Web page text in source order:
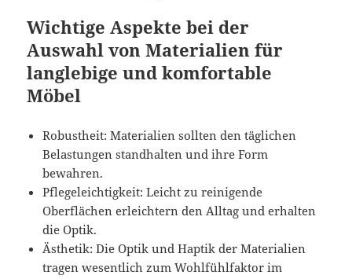
Wichtige Aspekte bei der
Auswahl von Materialien für
langlebige und komfortable
Möbel
Robustheit: Materialien sollten den täglichen
Belastungen standhalten und ihre Form
bewahren.
Pflegeleichtigkeit: Leicht zu reinigende
Oberflächen erleichtern den Alltag und erhalten
die Optik.
Ästhetik: Die Optik und Haptik der Materialien
tragen wesentlich zum Wohlfühlfaktor im